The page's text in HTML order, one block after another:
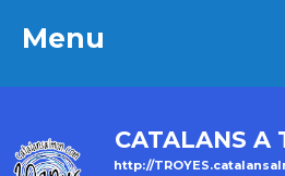
Menu
CATALANS A
http://
Menu